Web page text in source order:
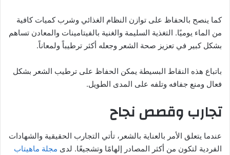
كما ينصح بالحفاظ على توازن النظام الغذائي وشرب كميات كافية
من الماء يوميًا. التغذية السليمة والغنية بالفيتامينات والمعادن تساهم
بشكل كبير في تعزيز صحة الشعر وجعله أكثر ترطيباً ولمعاناً.
باتباع هذه النقاط البسيطة يمكن الحفاظ على ترطيب الشعر بشكل
فعال ومنع جفافه وتلفه على المدى الطويل.
تجارب وقصص نجاح
عندما يتعلق الأمر بالعناية بالشعر، تأتي التجارب الحقيقية والشهادات
الفردية لتكون من أكثر المصادر إلهامًا وتشجيعًا. لدى مجلة ماهيتاب